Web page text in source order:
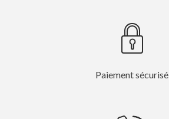
Paiement sécurisé